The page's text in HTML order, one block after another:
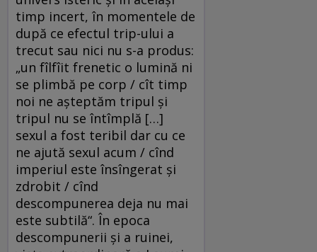
timp incert, în momentele de
după ce efectul trip-ului a
trecut sau nici nu s-a produs:
„un fîlfîit frenetic o lumină ni
se plimbă pe corp / cît timp
noi ne așteptăm tripul și
tripul nu se întîmplă […]
sexul a fost teribil dar cu ce
ne ajută sexul acum / cînd
imperiul este însîngerat și
zdrobit / cînd
descompunerea deja nu mai
este subtilă“. În epoca
descompunerii și a ruinei,